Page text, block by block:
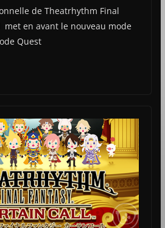
de Theatrhythm Final
met en avant le nouveau mode
Quest